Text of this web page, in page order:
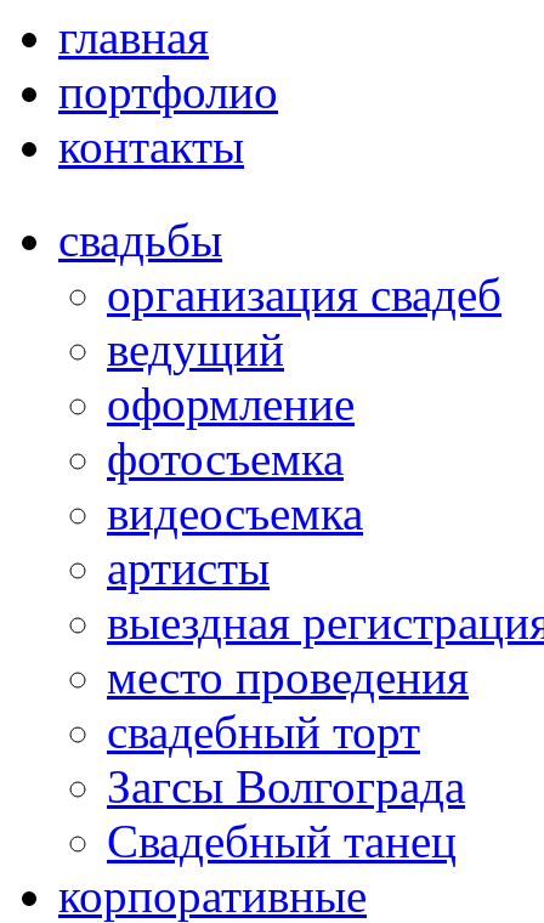
главная
портфолио
контакты
свадьбы
организация свадеб
ведущий
оформление
фотосъемка
видеосъемка
артисты
выездная
место проведения
свадебный торт
Загсы Волгограда
Свадебный танец
корпоративные